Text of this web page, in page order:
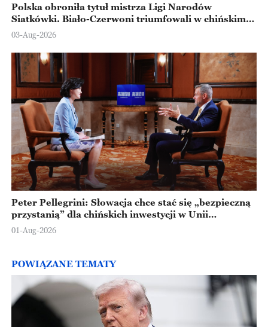
Polska obroniła tytuł mistrza Ligi Narodów
Siatkówki. Biało-Czerwoni triumfowali w chińskim
Ningbo
03-Aug-2026
Peter Pellegrini: Słowacja chce stać się „bezpieczną
przystanią” dla chińskich inwestycji w Unii
Europejskiej
01-Aug-2026
POWIĄZANE TEMATY